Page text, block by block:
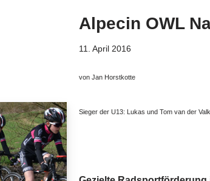
Alpecin OWL
11. April 2016
von Jan Horstkotte
Sieger der U13: Lukas und Tom van der